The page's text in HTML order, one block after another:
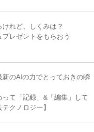
れど、しくみは？
レゼントをもらおう
新のAIの力でとっておきの瞬
て「記録」&「編集」して
クノロジー】